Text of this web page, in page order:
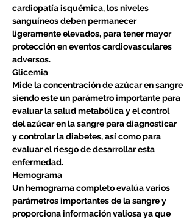
cardiopatía isquémica, los niveles
sanguíneos deben permanecer
ligeramente elevados, para tener mayor
protección en eventos cardiovasculares
adversos.
Glicemia
Mide la concentración de azúcar en sangre
siendo este un parámetro importante para
evaluar la salud metabólica y el control
del azúcar en la sangre para diagnosticar
y controlar la diabetes, así como para
evaluar el riesgo de desarrollar esta
enfermedad.
Hemograma
Un hemograma completo evalúa varios
parámetros importantes de la sangre y
proporciona información valiosa ya que